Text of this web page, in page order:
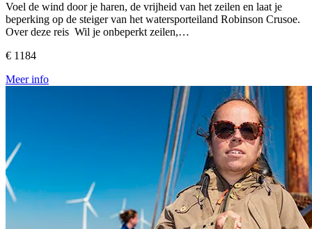
Voel de wind door je haren, de vrijheid van het zeilen en laat je
beperking op de steiger van het watersporteiland Robinson Crusoe.
Over deze reis Wil je onbeperkt zeilen,…
€ 1184
Meer info